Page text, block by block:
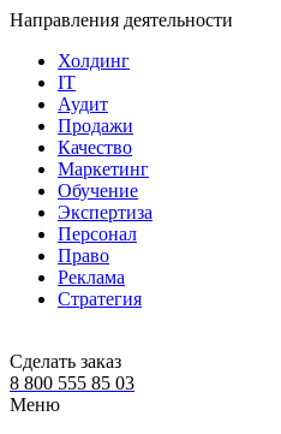
Направления деятельности
Холдинг
IT
Аудит
Продажи
Качество
Маркетинг
Обучение
Экспертиза
Персонал
Право
Реклама
Стратегия
Сделать заказ
8 800 555 85 03
Меню